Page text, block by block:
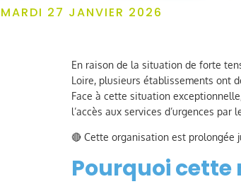
MARDI 27 JANVIER 2026
En raison de la situation de forte
Loire, plusieurs établissements ont
Face à cette situation
l’accès aux services d’urgences par
🔴 Cette organisation est prolongée
Pourquoi cette